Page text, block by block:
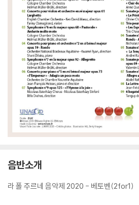
음반소개
라 폴 주르네 음악제 2020 - 베토벤(2for1)